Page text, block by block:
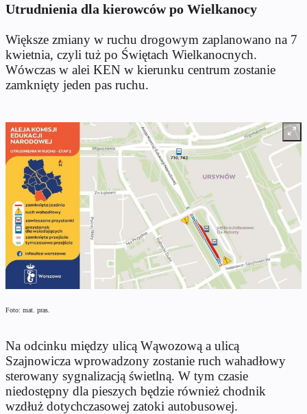
Utrudnienia dla kierowców po Wielkanocy
Większe zmiany w ruchu drogowym zaplanowano na 7
kwietnia, czyli tuż po Świętach Wielkanocnych.
Wówczas w alei KEN w kierunku centrum zostanie
zamknięty jeden pas ruchu.
Foto: mat. pras.
Na odcinku między ulicą Wąwozową a ulicą
Szajnowicza wprowadzony zostanie ruch wahadłowy
sterowany sygnalizacją świetlną. W tym czasie
niedostępny dla pieszych będzie również chodnik
wzdłuż dotychczasowej zatoki autobusowej.